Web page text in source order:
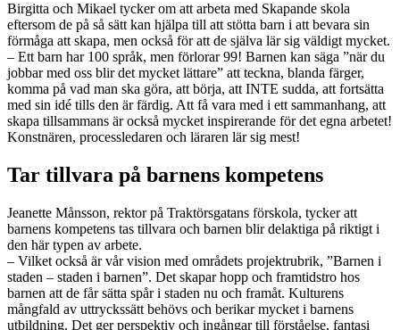
Birgitta och Mikael tycker om att arbeta med Skapande skola
eftersom de på så sätt kan hjälpa till att stötta barn i att bevara sin
förmåga att skapa, men också för att de själva lär sig väldigt mycket.
– Ett barn har 100 språk, men förlorar 99! Barnen kan säga ”när du
jobbar med oss blir det mycket lättare” att teckna, blanda färger,
komma på vad man ska göra, att börja, att INTE sudda, att fortsätta
med sin idé tills den är färdig. Att få vara med i ett sammanhang, att
skapa tillsammans är också mycket inspirerande för det egna arbetet!
Konstnären, processledaren och läraren lär sig mest!
Tar tillvara på barnens kompetens
Jeanette Månsson, rektor på Traktörsgatans förskola, tycker att
barnens kompetens tas tillvara och barnen blir delaktiga på riktigt i
den här typen av arbete.
– Vilket också är vår vision med områdets projektrubrik, ”Barnen i
staden – staden i barnen”. Det skapar hopp och framtidstro hos
barnen att de får sätta spår i staden nu och framåt. Kulturens
mångfald av uttryckssätt behövs och berikar mycket i barnens
utbildning. Det ger perspektiv och ingångar till förståelse, fantasi